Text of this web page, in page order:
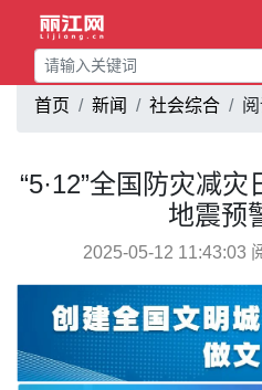
首页 新闻 社会综合
“5·12”全国防灾减
地震预
2025-05-12 11:43:03